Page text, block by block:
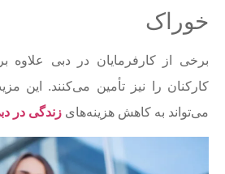
خوراک
برخی از کارفرمایان در دبی علاوه
کارکنان را نیز تأمین می‌کنند. این
می‌تواند به کاهش هزینه‌های زندگی در